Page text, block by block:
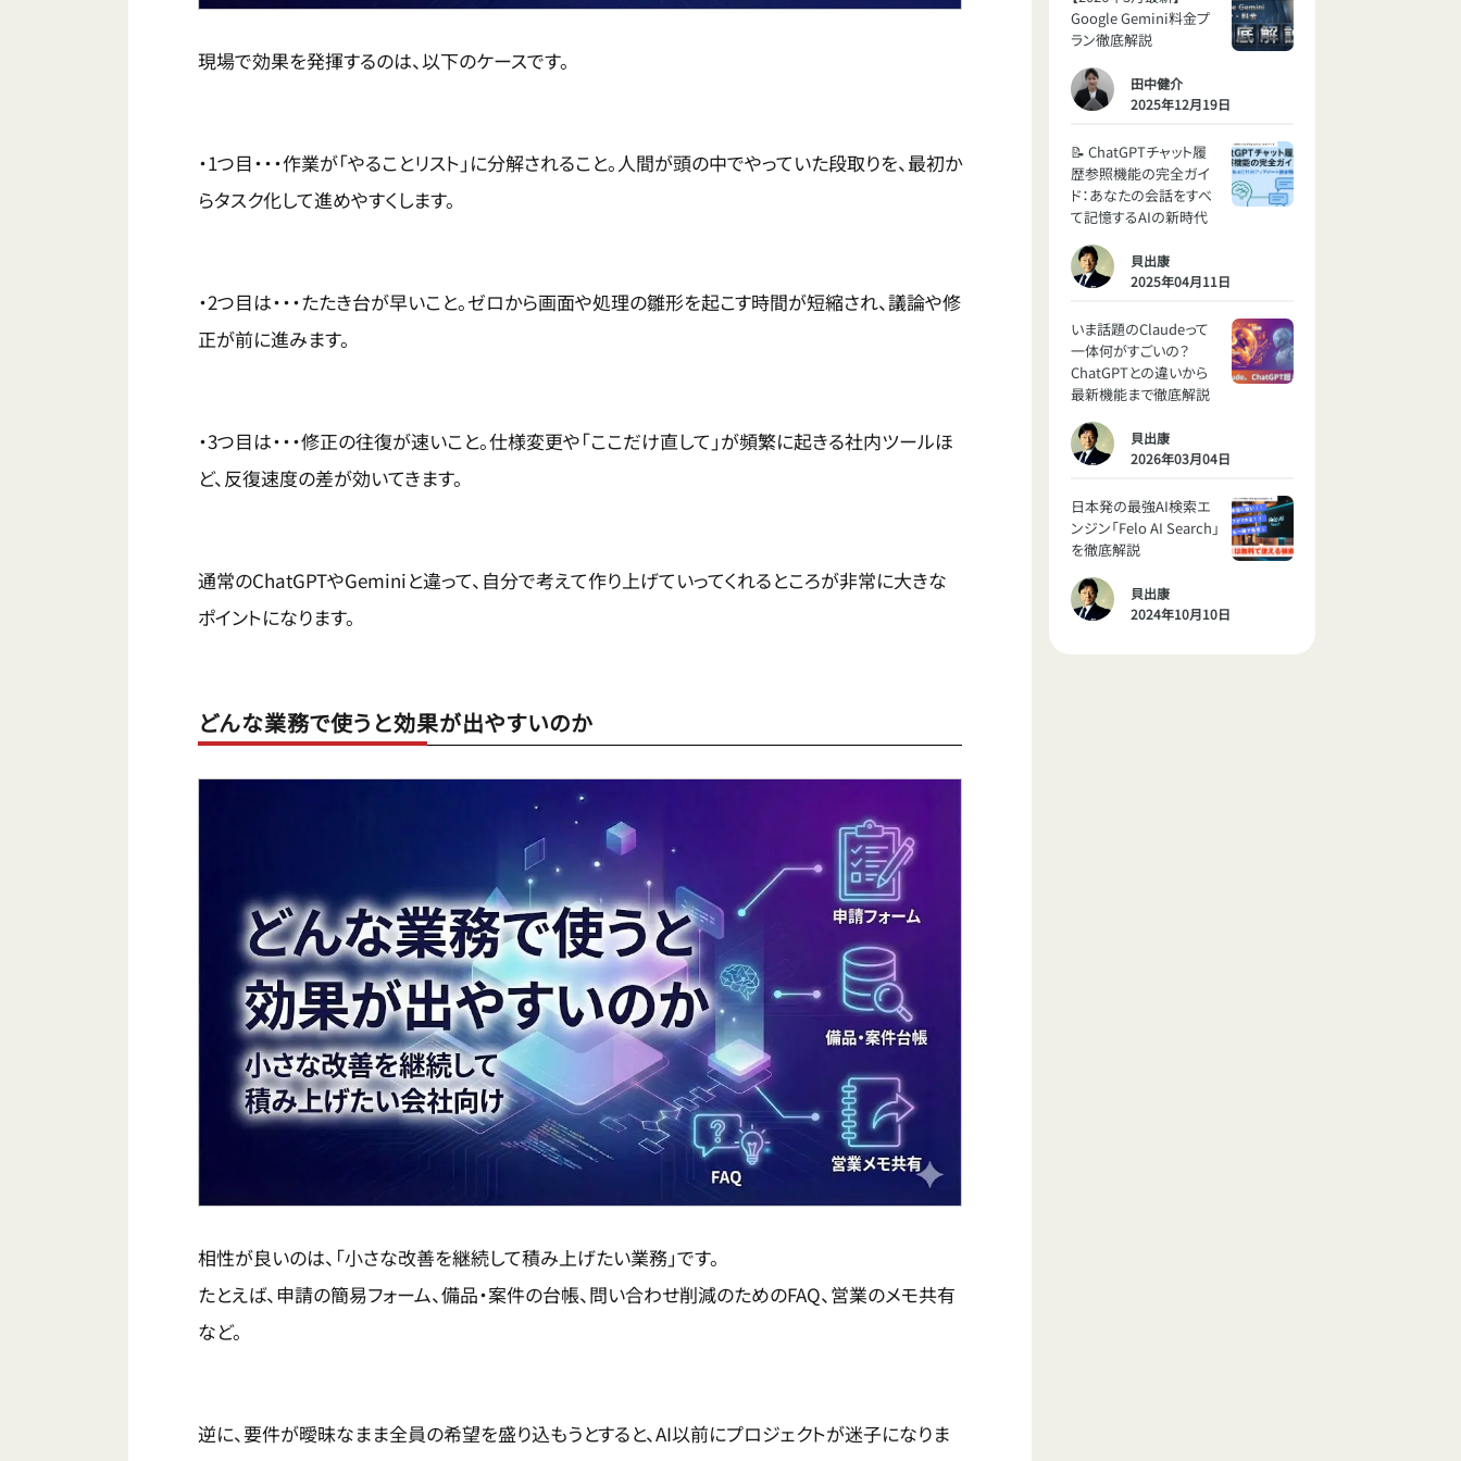
現場で効果を発揮するのは、以下のケースです。
・1つ目・・・作業が「やることリスト」に分解されること。人間が頭の中でやっていた段取りを、最初か
らタスク化して進めやすくします。
・2つ目は・・・たたき台が早いこと。ゼロから画面や処理の雛形を起こす時間が短縮され、議論や修
正が前に進みます。
・3つ目は・・・修正の往復が速いこと。仕様変更や「ここだけ直して」が頻繁に起きる社内ツールほ
ど、反復速度の差が効いてきます。
通常のChatGPTやGeminiと違って、自分で考えて作り上げていってくれるところが非常に大きな
ポイントになります。
どんな業務で使うと効果が出やすいのか
相性が良いのは、「小さな改善を継続して積み上げたい業務」です。
たとえば、申請の簡易フォーム、備品・案件の台帳、問い合わせ削減のためのFAQ、営業のメモ共有
など。
逆に、要件が曖昧なまま全員の希望を盛り込もうとすると、AI以前にプロジェクトが迷子になりま
Google Gemini料金プ
ラン徹底解説
田中健介
2025年12月19日
📝 ChatGPTチャット履
歴参照機能の完全ガイ
ド：あなたの会話をすべ
て記憶するAIの新時代
貝出康
2025年04月11日
いま話題のClaudeって
一体何がすごいの？
ChatGPTとの違いから
最新機能まで徹底解説
貝出康
2026年03月04日
日本発の最強AI検索エ
ンジン「Felo AI Search」
を徹底解説
貝出康
2024年10月10日